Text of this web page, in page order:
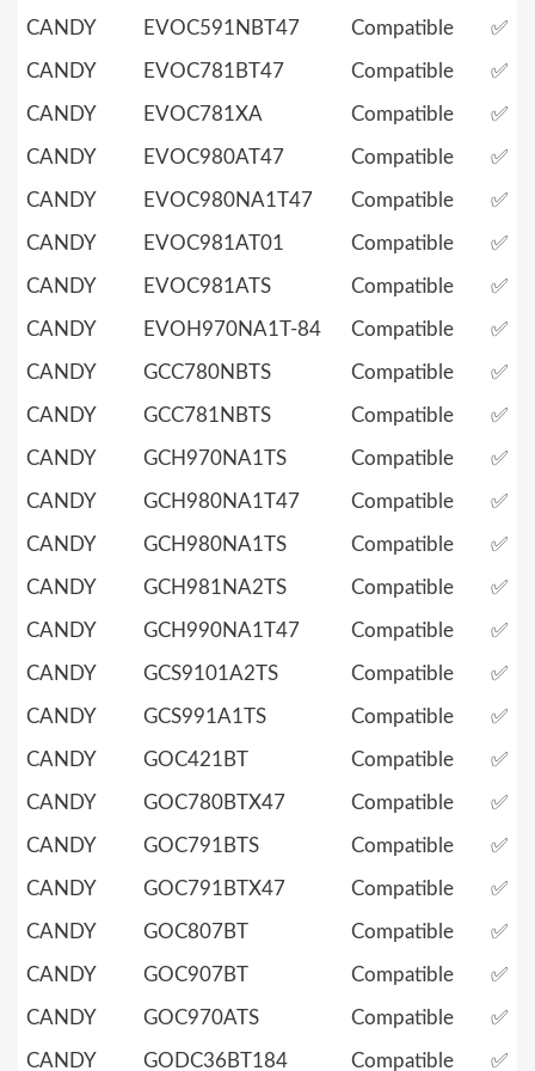
CANDY EVOC591NBT47 Compatible ✅
CANDY EVOC781BT47 Compatible ✅
CANDY EVOC781XA Compatible ✅
CANDY EVOC980AT47 Compatible ✅
CANDY EVOC980NA1T47 Compatible ✅
CANDY EVOC981AT01 Compatible ✅
CANDY EVOC981ATS Compatible ✅
CANDY EVOH970NA1T-84 Compatible ✅
CANDY GCC780NBTS Compatible ✅
CANDY GCC781NBTS Compatible ✅
CANDY GCH970NA1TS Compatible ✅
CANDY GCH980NA1T47 Compatible ✅
CANDY GCH980NA1TS Compatible ✅
CANDY GCH981NA2TS Compatible ✅
CANDY GCH990NA1T47 Compatible ✅
CANDY GCS9101A2TS Compatible ✅
CANDY GCS991A1TS Compatible ✅
CANDY GOC421BT Compatible ✅
CANDY GOC780BTX47 Compatible ✅
CANDY GOC791BTS Compatible ✅
CANDY GOC791BTX47 Compatible ✅
CANDY GOC807BT Compatible ✅
CANDY GOC907BT Compatible ✅
CANDY GOC970ATS Compatible ✅
CANDY GODC36BT184 Compatible ✅